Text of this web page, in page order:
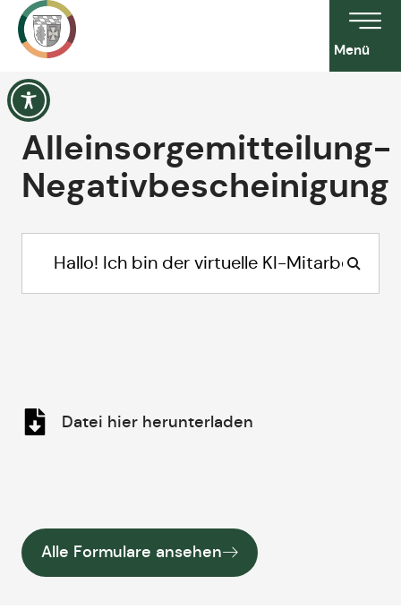
Menü
Alleinsorgemitteilung-
Negativbescheinigung
Datei hier herunterladen
Alle Formulare ansehen